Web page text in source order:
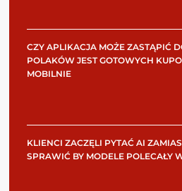
CZY APLIKACJA MOŻE ZASTĄPIĆ
POLAKÓW JEST GOTOWYCH
MOBILNIE
KLIENCI ZACZĘLI PYTAĆ AI
SPRAWIĆ BY MODELE POLECAŁY